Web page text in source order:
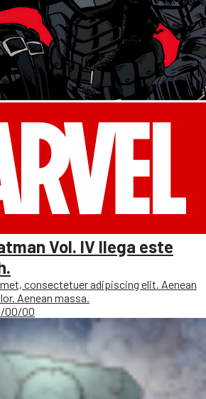
Vol. IV llega este
consectetuer adipiscing elit. Aenean
Aenean massa.
00/00